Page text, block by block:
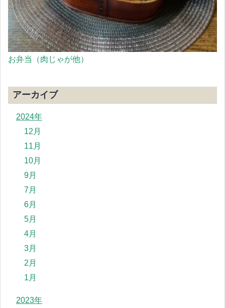
お弁当（肉じゃが他）
アーカイブ
2024年
12月
11月
10月
9月
7月
6月
5月
4月
3月
2月
1月
2023年